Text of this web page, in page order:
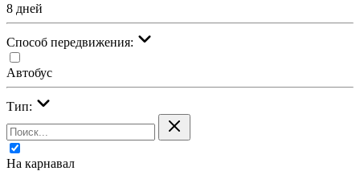
8 дней
Cпособ передвижения:
Автобус
Тип:
На карнавал